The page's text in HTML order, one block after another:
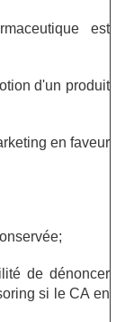
est
d'un produit
en faveur
de dénoncer
si le CA en